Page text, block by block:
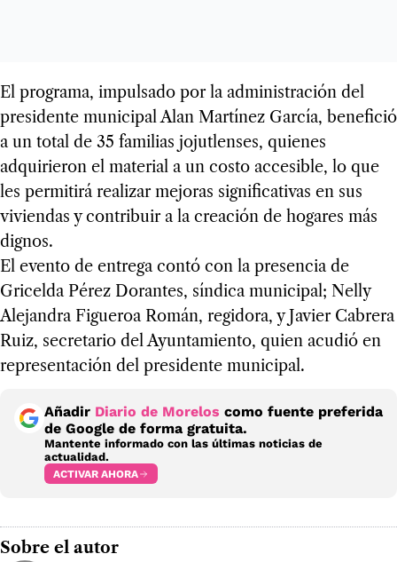
El programa, impulsado por la administración del
presidente municipal Alan Martínez García, benefició
a un total de 35 familias jojutlenses, quienes
adquirieron el material a un costo accesible, lo que
les permitirá realizar mejoras significativas en sus
viviendas y contribuir a la creación de hogares más
dignos.
El evento de entrega contó con la presencia de
Gricelda Pérez Dorantes, síndica municipal; Nelly
Alejandra Figueroa Román, regidora, y Javier Cabrera
Ruiz, secretario del Ayuntamiento, quien acudió en
representación del presidente municipal.
Añadir Diario de Morelos como fuente preferida
de Google de forma gratuita.
Mantente informado con las últimas noticias de
actualidad.
ACTIVAR AHORA
Sobre el autor